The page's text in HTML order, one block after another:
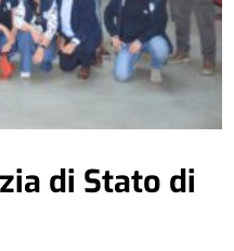
di Stato di